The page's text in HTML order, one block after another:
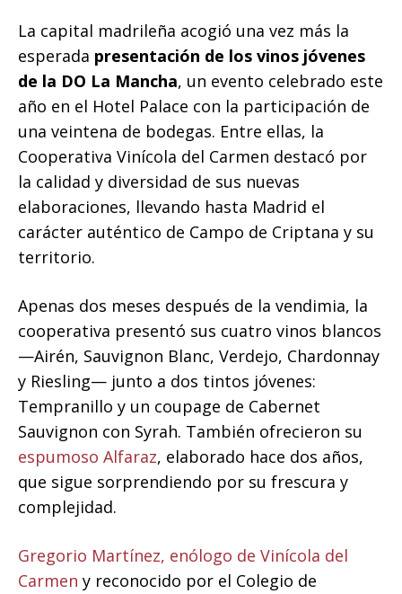
La capital madrileña acogió una vez más la
esperada presentación de los vinos jóvenes
de la DO La Mancha, un evento celebrado este
año en el Hotel Palace con la participación de
una veintena de bodegas. Entre ellas, la
Cooperativa Vinícola del Carmen destacó por
la calidad y diversidad de sus nuevas
elaboraciones, llevando hasta Madrid el
carácter auténtico de Campo de Criptana y su
territorio.
Apenas dos meses después de la vendimia, la
cooperativa presentó sus cuatro vinos blancos
—Airén, Sauvignon Blanc, Verdejo, Chardonnay
y Riesling— junto a dos tintos jóvenes:
Tempranillo y un coupage de Cabernet
Sauvignon con Syrah. También ofrecieron su
espumoso Alfaraz, elaborado hace dos años,
que sigue sorprendiendo por su frescura y
complejidad.
Gregorio Martínez, enólogo de Vinícola del
Carmen y reconocido por el Colegio de